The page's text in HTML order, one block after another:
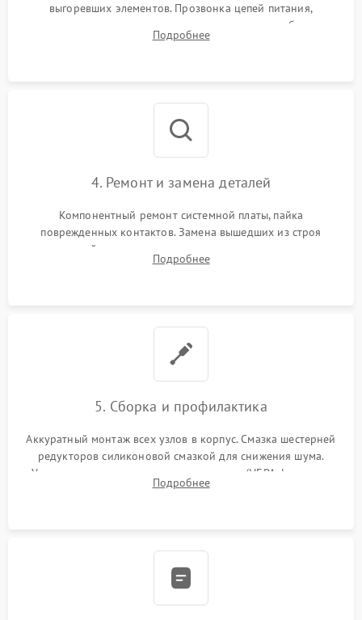
выгоревших элементов. Прозвонка цепей питания,
тестирование приводных моторов колес и турбины
всасывания. Оценка состояния оптических и инфракрасных
Подробнее
4. Ремонт и замена деталей
Компонентный ремонт системной платы, пайка
поврежденных контактов. Замена вышедших из строя
двигателей, изношенного аккумулятора, неисправного
лидара или помпы подачи воды. Восстановление шлейфов и
Подробнее
5. Сборка и профилактика
Аккуратный монтаж всех узлов в корпус. Смазка шестерней
редукторов силиконовой смазкой для снижения шума.
Установка новых расходных материалов (HEPA-фильтров,
микрофибры, щеток). Надежная фиксация разъемов и
Подробнее